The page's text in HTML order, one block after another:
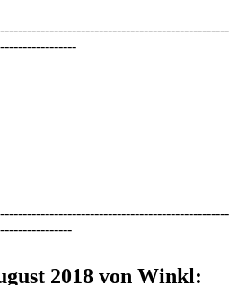
2018 von Winkl: